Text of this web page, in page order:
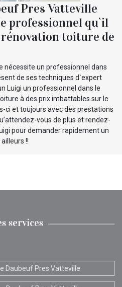
Pres Vatteville
professionnel qu`il
toiture de
nécessite un professionnel dans
de ses techniques d`expert
Luigi un professionnel dans le
à des prix imbattables sur le
ci et toujours avec des prestations
vous de plus et rendez-
pour demander rapidement un
!!
services
Daubeuf Pres Vatteville